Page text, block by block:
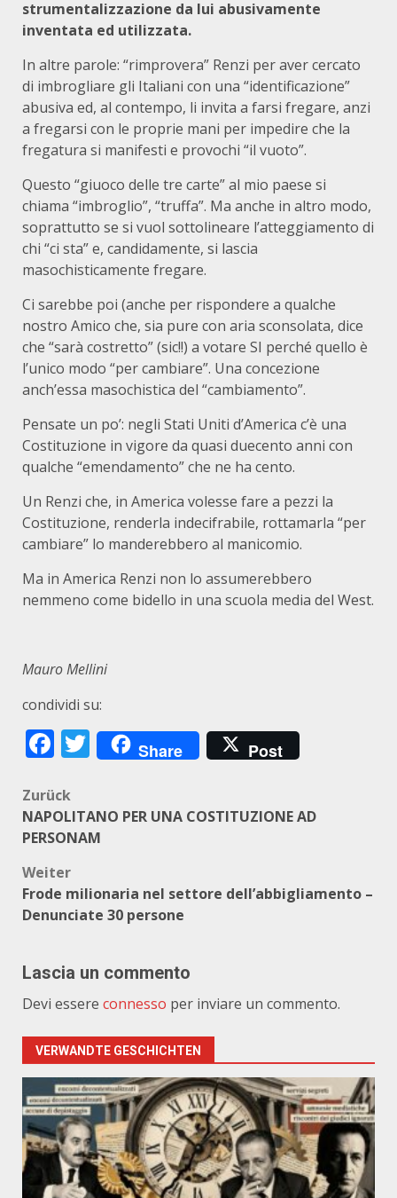
strumentalizzazione da lui abusivamente
inventata ed utilizzata.
In altre parole: “rimprovera” Renzi per aver cercato
di imbrogliare gli Italiani con una “identificazione”
abusiva ed, al contempo, li invita a farsi fregare, anzi
a fregarsi con le proprie mani per impedire che la
fregatura si manifesti e provochi “il vuoto”.
Questo “giuoco delle tre carte” al mio paese si
chiama “imbroglio”, “truffa”. Ma anche in altro modo,
soprattutto se si vuol sottolineare l’atteggiamento di
chi “ci sta” e, candidamente, si lascia
masochisticamente fregare.
Ci sarebbe poi (anche per rispondere a qualche
nostro Amico che, sia pure con aria sconsolata, dice
che “sarà costretto” (sic!!) a votare SI perché quello è
l’unico modo “per cambiare”. Una concezione
anch’essa masochistica del “cambiamento”.
Pensate un po’: negli Stati Uniti d’America c’è una
Costituzione in vigore da quasi duecento anni con
qualche “emendamento” che ne ha cento.
Un Renzi che, in America volesse fare a pezzi la
Costituzione, renderla indecifrabile, rottamarla “per
cambiare” lo manderebbero al manicomio.
Ma in America Renzi non lo assumerebbero
nemmeno come bidello in una scuola media del West.
Mauro Mellini
condividi su:
Facebook
Twitter
Share Post
Beitragsnavigation
Zurück
NAPOLITANO PER UNA COSTITUZIONE AD
PERSONAM
Weiter
Frode milionaria nel settore dell’abbigliamento –
Denunciate 30 persone
Lascia un commento
Devi essere connesso per inviare un commento.
VERWANDTE GESCHICHTEN